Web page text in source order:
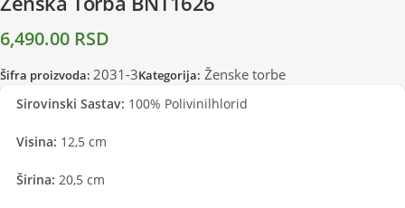
6,490.00 RSD
Šifra proizvoda: 2031-3Kategorija: Ženske torbe
Sirovinski Sastav: 100% Polivinilhlorid
Visina: 12,5 cm
Širina: 20,5 cm